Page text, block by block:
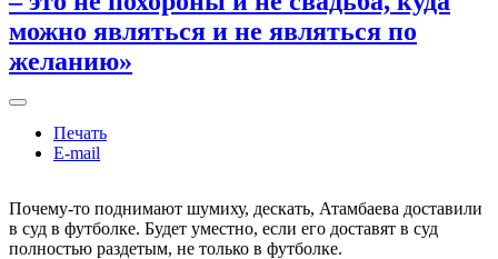
можно являться и не являться по
желанию»
Печать
E-mail
Почему-то поднимают шумиху, дескать, Атамбаева доставили
в суд в футболке. Будет уместно, если его доставят в суд
полностью раздетым, не только в футболке.